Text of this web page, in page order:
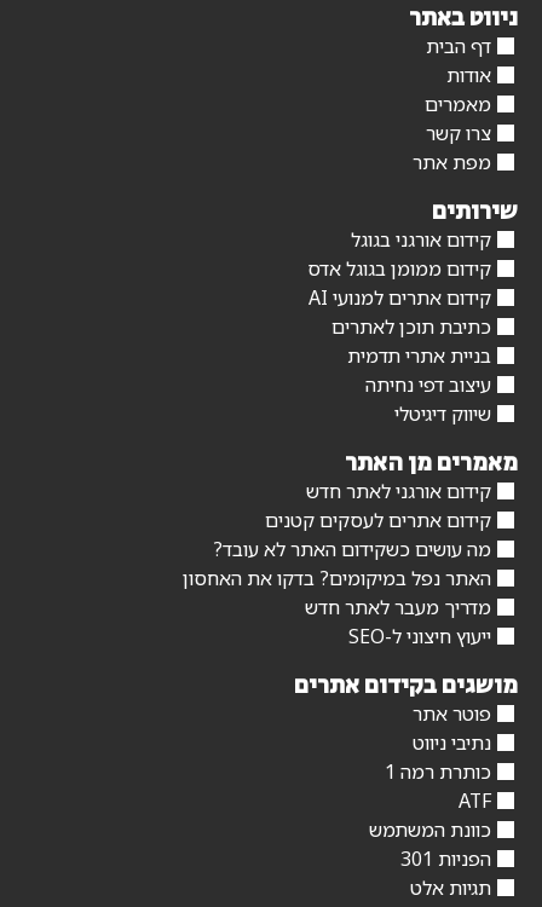
ניווט באתר
דף הבית
אודות
מאמרים
צרו קשר
מפת אתר
שירותים
קידום אורגני בגוגל
קידום ממומן בגוגל אדס
קידום אתרים למנועי AI
כתיבת תוכן לאתרים
בניית אתרי תדמית
עיצוב דפי נחיתה
שיווק דיגיטלי
מאמרים מן האתר
קידום אורגני לאתר חדש
קידום אתרים לעסקים קטנים
מה עושים כשקידום האתר לא עובד?
האתר נפל במיקומים? בדקו את האחסון
מדריך מעבר לאתר חדש
ייעוץ חיצוני ל-SEO
מושגים בקידום אתרים
פוטר אתר
נתיבי ניווט
כותרת רמה 1
ATF
כוונת המשתמש
הפניות 301
תגיות אלט